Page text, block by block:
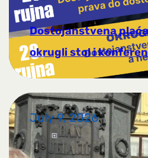
Dostojanstvena
okrugli stol i
July 9, 2026